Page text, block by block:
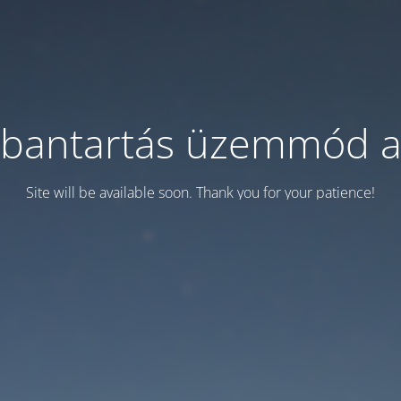
üzemmód
Site will be available soon. Thank you for your patience!